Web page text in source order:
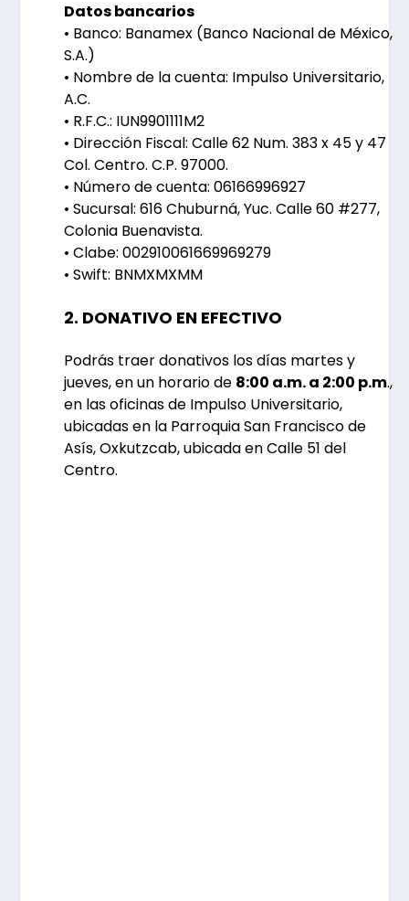
Datos bancarios
• Banco: Banamex (Banco Nacional de México,
S.A.)
• Nombre de la cuenta: Impulso Universitario,
A.C.
• R.F.C.: IUN9901111M2
• Dirección Fiscal: Calle 62 Num. 383 x 45 y 47
Col. Centro. C.P. 97000.
• Número de cuenta: 06166996927
• Sucursal: 616 Chuburná, Yuc. Calle 60 #277,
Colonia Buenavista.
• Clabe: 002910061669969279
• Swift: BNMXMXMM
2. DONATIVO EN EFECTIVO
Podrás traer donativos los días martes y
jueves, en un horario de 8:00 a.m. a 2:00 p.m.,
en las oficinas de Impulso Universitario,
ubicadas en la Parroquia San Francisco de
Asís, Oxkutzcab, ubicada en Calle 51 del
Centro.